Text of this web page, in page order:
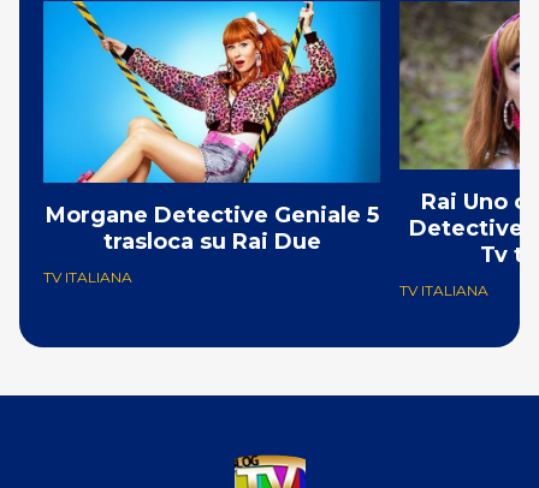
Morgane Detective Geniale 5
trasloca su Rai Due
TV ITALIANA
Rai Uno
Detective
Tv
TV ITALIANA